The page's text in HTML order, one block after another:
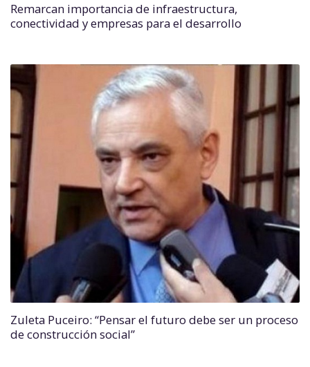
Remarcan importancia de infraestructura,
conectividad y empresas para el desarrollo
Zuleta Puceiro: “Pensar el futuro debe ser un proceso
de construcción social”